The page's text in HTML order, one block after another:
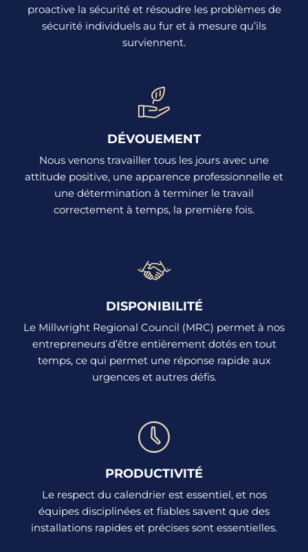
proactive la sécurité et résoudre les problèmes de
sécurité individuels au fur et à mesure qu’ils
surviennent.
DÉVOUEMENT
Nous venons travailler tous les jours avec une
attitude positive, une apparence professionnelle et
une détermination à terminer le travail
correctement à temps, la première fois.
DISPONIBILITÉ
Le Millwright Regional Council (MRC) permet à nos
entrepreneurs d’être entièrement dotés en tout
temps, ce qui permet une réponse rapide aux
urgences et autres défis.
PRODUCTIVITÉ
Le respect du calendrier est essentiel, et nos
équipes disciplinées et fiables savent que des
installations rapides et précises sont essentielles.